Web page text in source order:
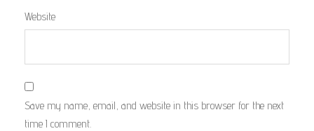
Website
Save my name, email, and website in this browser for the next
time I comment.